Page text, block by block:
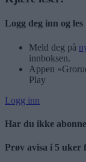
Logg deg inn og les
Meld deg på
innboksen.
Appen
Play
Logg inn
Har du ikke
Prøv avisa i 5 uker